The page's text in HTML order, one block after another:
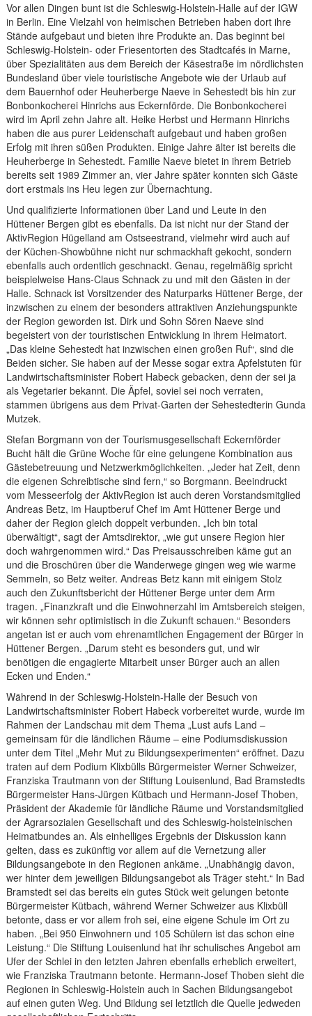
Vor allen Dingen bunt ist die Schleswig-Holstein-Halle auf der IGW
in Berlin. Eine Vielzahl von heimischen Betrieben haben dort ihre
Stände aufgebaut und bieten ihre Produkte an. Das beginnt bei
Schleswig-Holstein- oder Friesentorten des Stadtcafés in Marne,
über Spezialitäten aus dem Bereich der Käsestraße im nördlichsten
Bundesland über viele touristische Angebote wie der Urlaub auf
dem Bauernhof oder Heuherberge Naeve in Sehestedt bis hin zur
Bonbonkocherei Hinrichs aus Eckernförde. Die Bonbonkocherei
wird im April zehn Jahre alt. Heike Herbst und Hermann Hinrichs
haben die aus purer Leidenschaft aufgebaut und haben großen
Erfolg mit ihren süßen Produkten. Einige Jahre älter ist bereits die
Heuherberge in Sehestedt. Familie Naeve bietet in ihrem Betrieb
bereits seit 1989 Zimmer an, vier Jahre später konnten sich Gäste
dort erstmals ins Heu legen zur Übernachtung.
Und qualifizierte Informationen über Land und Leute in den
Hüttener Bergen gibt es ebenfalls. Da ist nicht nur der Stand der
AktivRegion Hügelland am Ostseestrand, vielmehr wird auch auf
der Küchen-Showbühne nicht nur schmackhaft gekocht, sondern
ebenfalls auch ordentlich geschnackt. Genau, regelmäßig spricht
beispielweise Hans-Claus Schnack zu und mit den Gästen in der
Halle. Schnack ist Vorsitzender des Naturparks Hüttener Berge, der
inzwischen zu einem der besonders attraktiven Anziehungspunkte
der Region geworden ist. Dirk und Sohn Sören Naeve sind
begeistert von der touristischen Entwicklung in ihrem Heimatort.
„Das kleine Sehestedt hat inzwischen einen großen Ruf“, sind die
Beiden sicher. Sie haben auf der Messe sogar extra Apfelstuten für
Landwirtschaftsminister Robert Habeck gebacken, denn der sei ja
als Vegetarier bekannt. Die Äpfel, soviel sei noch verraten,
stammen übrigens aus dem Privat-Garten der Sehestedterin Gunda
Mutzek.
Stefan Borgmann von der Tourismusgesellschaft Eckernförder
Bucht hält die Grüne Woche für eine gelungene Kombination aus
Gästebetreuung und Netzwerkmöglichkeiten. „Jeder hat Zeit, denn
die eigenen Schreibtische sind fern,“ so Borgmann. Beeindruckt
vom Messeerfolg der AktivRegion ist auch deren Vorstandsmitglied
Andreas Betz, im Hauptberuf Chef im Amt Hüttener Berge und
daher der Region gleich doppelt verbunden. „Ich bin total
überwältigt“, sagt der Amtsdirektor, „wie gut unsere Region hier
doch wahrgenommen wird.“ Das Preisausschreiben käme gut an
und die Broschüren über die Wanderwege gingen weg wie warme
Semmeln, so Betz weiter. Andreas Betz kann mit einigem Stolz
auch den Zukunftsbericht der Hüttener Berge unter dem Arm
tragen. „Finanzkraft und die Einwohnerzahl im Amtsbereich steigen,
wir können sehr optimistisch in die Zukunft schauen.“ Besonders
angetan ist er auch vom ehrenamtlichen Engagement der Bürger in
Hüttener Bergen. „Darum steht es besonders gut, und wir
benötigen die engagierte Mitarbeit unser Bürger auch an allen
Ecken und Enden.“
Während in der Schleswig-Holstein-Halle der Besuch von
Landwirtschaftsminister Robert Habeck vorbereitet wurde, wurde im
Rahmen der Landschau mit dem Thema „Lust aufs Land –
gemeinsam für die ländlichen Räume – eine Podiumsdiskussion
unter dem Titel „Mehr Mut zu Bildungsexperimenten“ eröffnet. Dazu
traten auf dem Podium Klixbülls Bürgermeister Werner Schweizer,
Franziska Trautmann von der Stiftung Louisenlund, Bad Bramstedts
Bürgermeister Hans-Jürgen Kütbach und Hermann-Josef Thoben,
Präsident der Akademie für ländliche Räume und Vorstandsmitglied
der Agrarsozialen Gesellschaft und des Schleswig-holsteinischen
Heimatbundes an. Als einhelliges Ergebnis der Diskussion kann
gelten, dass es zukünftig vor allem auf die Vernetzung aller
Bildungsangebote in den Regionen ankäme. „Unabhängig davon,
wer hinter dem jeweiligen Bildungsangebot als Träger steht.“ In Bad
Bramstedt sei das bereits ein gutes Stück weit gelungen betonte
Bürgermeister Kütbach, während Werner Schweizer aus Klixbüll
betonte, dass er vor allem froh sei, eine eigene Schule im Ort zu
haben. „Bei 950 Einwohnern und 105 Schülern ist das schon eine
Leistung.“ Die Stiftung Louisenlund hat ihr schulisches Angebot am
Ufer der Schlei in den letzten Jahren ebenfalls erheblich erweitert,
wie Franziska Trautmann betonte. Hermann-Josef Thoben sieht die
Regionen in Schleswig-Holstein auch in Sachen Bildungsangebot
auf einen guten Weg. Und Bildung sei letztlich die Quelle jedweden